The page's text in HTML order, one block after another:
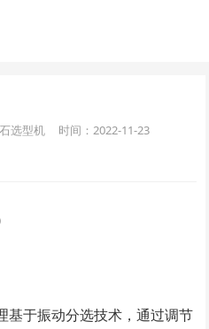
选型机
时间：2022-11-23
基于振动分选技术，通过调节